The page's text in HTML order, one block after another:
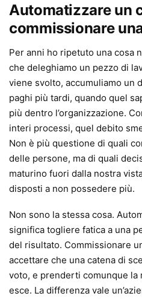
Automatizzare un
commissionare
Per anni ho ripetuto una cosa
che deleghiamo un pezzo di
viene svolto, accumuliamo un
paghi più tardi, quando quel
più dentro l’organizzazione.
interi processi, quel debito
Non è più questione di quali
delle persone, ma di quali
maturino fuori dalla nostra
disposti a non possedere più.
Non sono la stessa cosa.
significa togliere fatica a una
del risultato. Commissionare
accettare che una catena di
voto, e prenderti comunque la
esce. La differenza vale